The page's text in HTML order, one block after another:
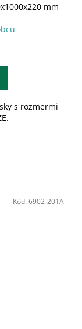
mm
s rozmermi
Kód: 6902-201A